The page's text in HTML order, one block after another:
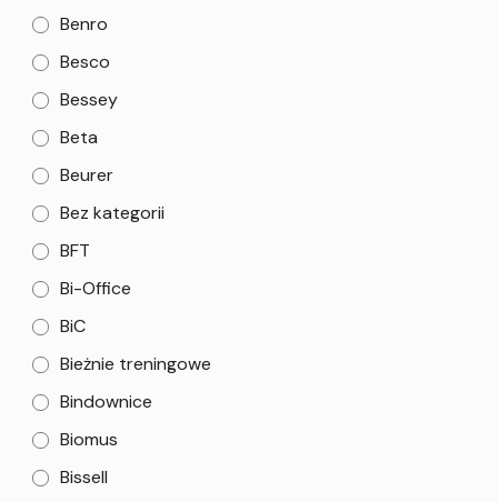
Benro
Besco
Bessey
Beta
Beurer
Bez kategorii
BFT
Bi-Office
BiC
Bieżnie treningowe
Bindownice
Biomus
Bissell